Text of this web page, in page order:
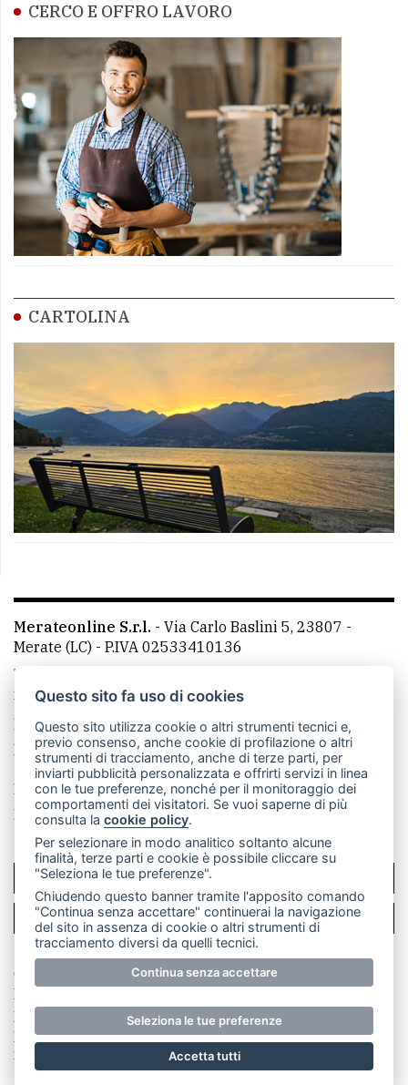
CERCO E OFFRO LAVORO
CARTOLINA
Merateonline S.r.l. - Via Carlo Baslini 5, 23807 -
Merate (LC) - P.IVA 02533410136
Telefono:
mail: redazione@leccoonline.com
La redazione
MerateOnline CasateOnline
RSS
Made by VIP
Privacy policy
Cookie policy
Rivedi le tue scelte sui cookie
SCRIVICI
PER LA TUA PUBBLICITÀ
© Copyright Merateonline S.r.l. - Tutti i diritti riservati.
E' proibita la riproduzione e pubblicazione anche
parziale di testi, articoli e immagini senza la
preventiva autorizzazione scritta dell'editore. RI Lecco
numero Rea LC 291.277 - Capitale sociale 10.329,14 €
Questo sito fa uso di cookies
Questo sito utilizza cookie o altri strumenti tecnici e,
previo consenso, anche cookie di profilazione o altri
strumenti di tracciamento, anche di terze parti, per
inviarti pubblicità personalizzata e offrirti servizi in linea
con le tue preferenze, nonché per il monitoraggio dei
comportamenti dei visitatori. Se vuoi saperne di più
consulta lacookie policy.
Per selezionare in modo analitico soltanto alcune
finalità, terze parti e cookie è possibile cliccare su
"Seleziona le tue preferenze".
Chiudendo questo banner tramite l'apposito comando
"Continua senza accettare" continuerai la navigazione
del sito in assenza di cookie o altri strumenti di
tracciamento diversi da quelli tecnici.
Continua senza accettare
Seleziona le tue preferenze
Accetta tutti